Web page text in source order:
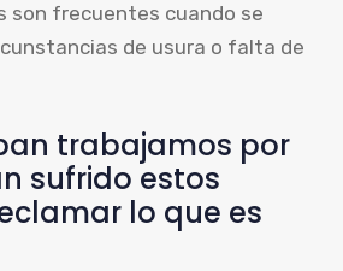
son frecuentes cuando se
de usura o falta de
trabajamos por
sufrido estos
lo que es